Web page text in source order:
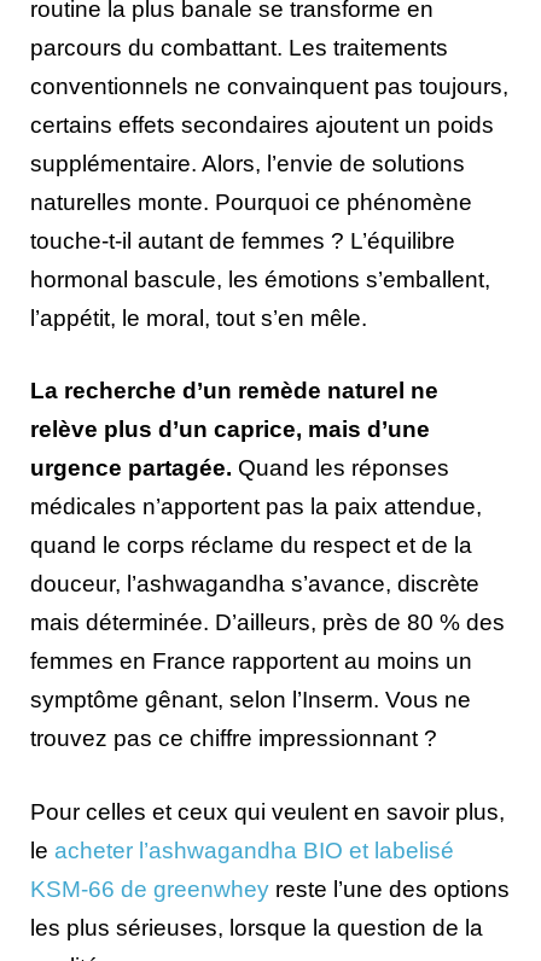
routine la plus banale se transforme en
parcours du combattant. Les traitements
conventionnels ne convainquent pas toujours,
certains effets secondaires ajoutent un poids
supplémentaire. Alors, l’envie de solutions
naturelles monte. Pourquoi ce phénomène
touche-t-il autant de femmes ? L’équilibre
hormonal bascule, les émotions s’emballent,
l’appétit, le moral, tout s’en mêle.
La recherche d’un remède naturel ne
relève plus d’un caprice, mais d’une
urgence partagée. Quand les réponses
médicales n’apportent pas la paix attendue,
quand le corps réclame du respect et de la
douceur, l’ashwagandha s’avance, discrète
mais déterminée. D’ailleurs, près de 80 % des
femmes en France rapportent au moins un
symptôme gênant, selon l’Inserm. Vous ne
trouvez pas ce chiffre impressionnant ?
Pour celles et ceux qui veulent en savoir plus,
le acheter l’ashwagandha BIO et labelisé
KSM-66 de greenwhey reste l’une des options
les plus sérieuses, lorsque la question de la